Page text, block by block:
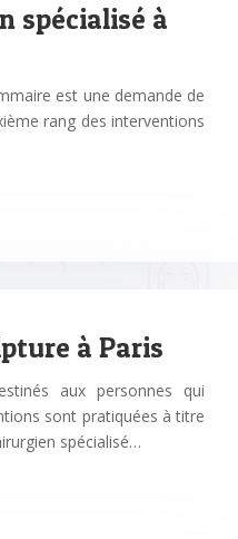
spécialisé à
est une demande de
rang des interventions
à Paris
aux personnes qui
sont pratiquées à titre
spécialisé…